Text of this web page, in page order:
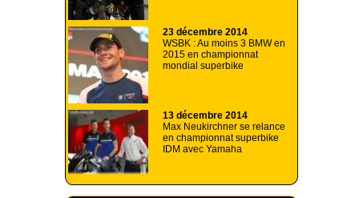
23 décembre 2014
WSBK : Au moins 3 BMW en
2015 en championnat
mondial superbike
13 décembre 2014
Max Neukirchner se relance
en championnat superbike
IDM avec Yamaha